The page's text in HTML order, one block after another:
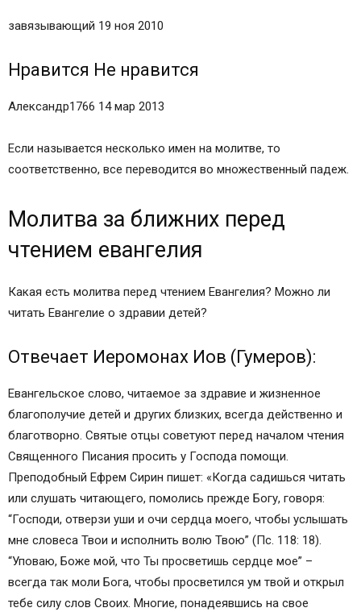
завязывающий 19 ноя 2010
Нравится Не нравится
Александр1766 14 мар 2013
Если называется несколько имен на молитве, то
соответственно, все переводится во множественный падеж.
Молитва за ближних перед
чтением евангелия
Какая есть молитва перед чтением Евангелия? Можно ли
читать Евангелие о здравии детей?
Отвечает Иеромонах Иов (Гумеров):
Евангельское слово, читаемое за здравие и жизненное
благополучие детей и других близких, всегда действенно и
благотворно. Святые отцы советуют перед началом чтения
Священного Писания просить у Господа помощи.
Преподобный Ефрем Сирин пишет: «Когда садишься читать
или слушать читающего, помолись прежде Богу, говоря:
“Господи, отверзи уши и очи сердца моего, чтобы услышать
мне словеса Твои и исполнить волю Твою” (Пс. 118: 18).
“Уповаю, Боже мой, что Ты просветишь сердце мое” –
всегда так моли Бога, чтобы просветился ум твой и открыл
тебе силу слов Своих. Многие, понадеявшись на свое